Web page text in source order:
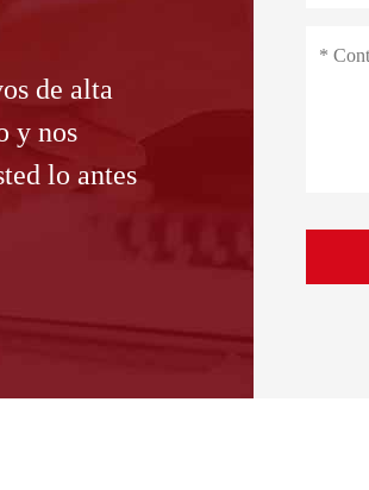
de alta
y nos
lo antes